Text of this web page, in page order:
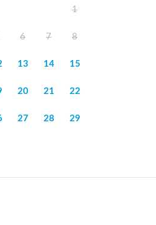
象外です。
1
6 7 8
13 14 15
20 21 22
27 28 29